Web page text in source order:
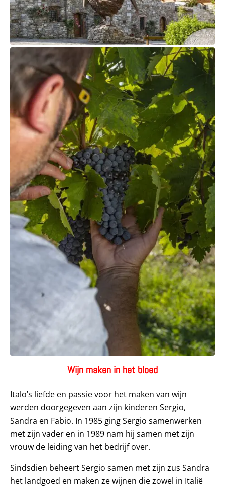
Wijn maken in het bloed
Italo’s liefde en passie voor het maken van wijn
werden doorgegeven aan zijn kinderen Sergio,
Sandra en Fabio. In 1985 ging Sergio samenwerken
met zijn vader en in 1989 nam hij samen met zijn
vrouw de leiding van het bedrijf over.
Sindsdien beheert Sergio samen met zijn zus Sandra
het landgoed en maken ze wijnen die zowel in Italië